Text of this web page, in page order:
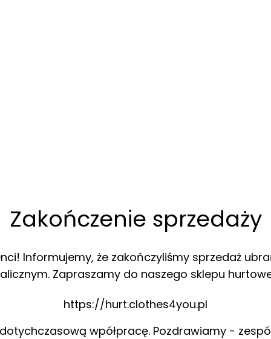
Zakończenie sprzedaży
Informujemy, że zakończyliśmy sprzedaż
Zapraszamy do naszego sklepu
https://hurt.clothes4you.pl
wpółpracę. Pozdrawiamy -